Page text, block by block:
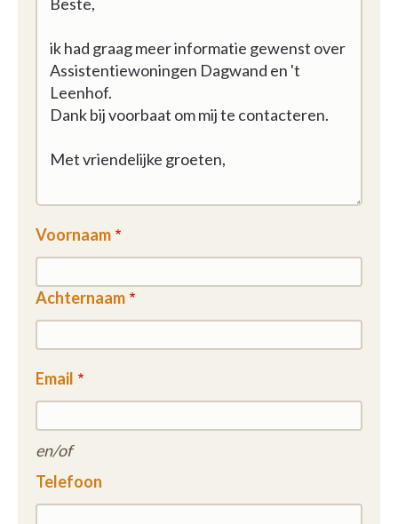
fietsenberging en een
raambekledingenverlichting.
' t Leenhof:
aparte berging
apart bezoekerstoilet
1 masterslaapkamer
ingebouwd mantelzorgbed
de zuidgerichte flats hebben automatische
Voornaam
Achternaam
Email
en/of
Telefoon